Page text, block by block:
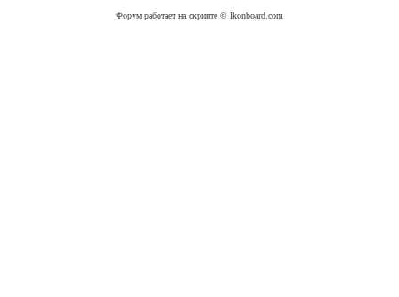
Форум работает на скрипте © Ikonboard.com